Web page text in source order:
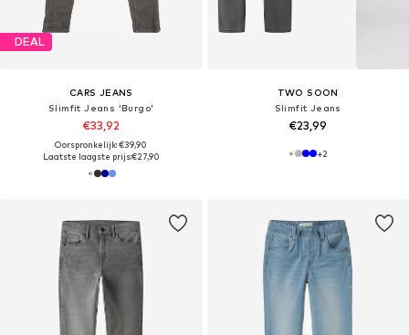
DEAL
CARS JEANS
Slimfit Jeans 'Burgo'
€33,92
Oorspronkelijk: €39,90
Laatste laagste prijs:€27,90
TWO SOON
Slimfit Jeans
€23,99
+2